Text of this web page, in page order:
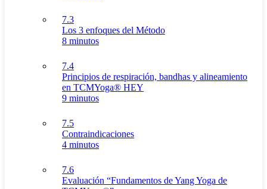
7.3
Los 3 enfoques del Método
8 minutos
7.4
Principios de respiración, bandhas y alineamiento
en TCMYoga® HEY
9 minutos
7.5
Contraindicaciones
4 minutos
7.6
Evaluación “Fundamentos de Yang Yoga de